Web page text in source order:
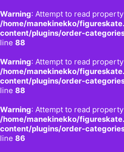
Warning: Attempt to read
/home/manekinekko/
content/plugins/order-
line 88
Warning: Attempt to read
/home/manekinekko/
content/plugins/order-
line 88
Warning: Attempt to read
/home/manekinekko/
content/plugins/order-
line 86